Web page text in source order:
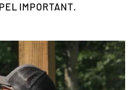
IMPORTANT.